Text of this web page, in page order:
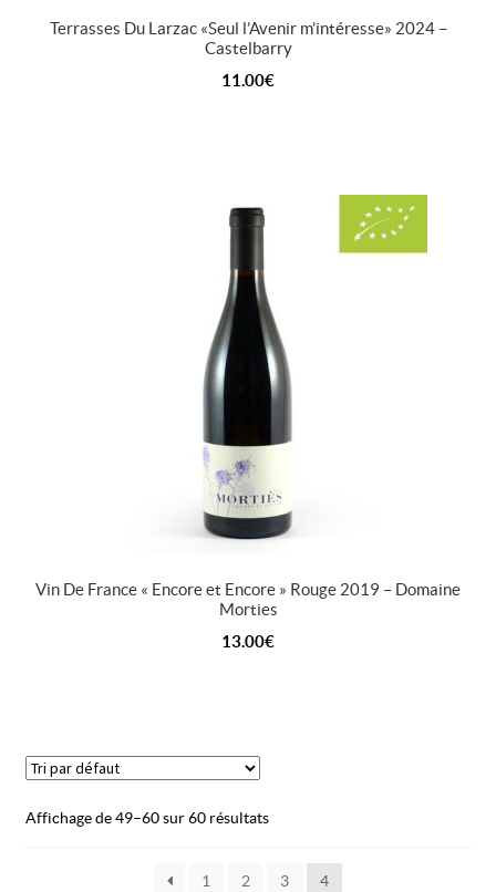
Terrasses Du Larzac « Seul l’Avenir m’intéresse » 2024 –
Castelbarry
11.00€
Vin De France « Encore et Encore » Rouge 2019 – Domaine
Morties
13.00€
Affichage de 49–60 sur 60 résultats
1 2 3 4